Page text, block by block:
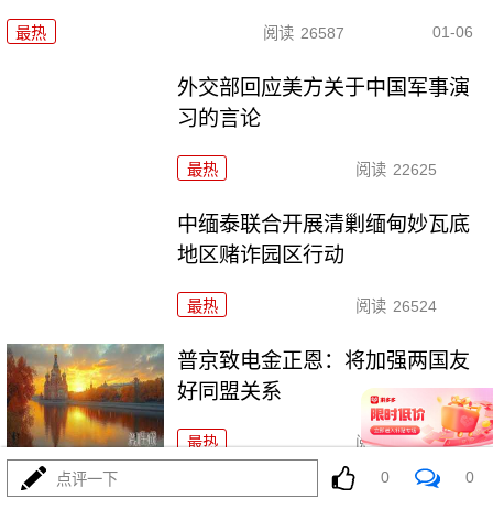
最热 阅读 26587 01-06
外交部回应美方关于中国军事演
习的言论
最热 阅读 22625
中缅泰联合开展清剿缅甸妙瓦底
地区赌诈园区行动
最热 阅读 26524
普京致电金正恩：将加强两国友
好同盟关系
最热 阅读 24732
国际黄金期货价格突破每盎司4500美元
点评一下 0 0